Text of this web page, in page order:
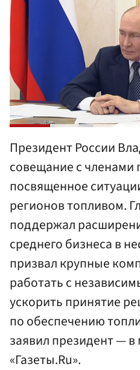
Президент России
совещание с членами
посвященное
регионов топливом.
поддержал
среднего бизнеса в
призвал крупные
работать с
ускорить принятие
по обеспечению
заявил президент — в
«Газеты.Ru».